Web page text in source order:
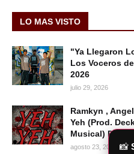
LO MAS VISTO
"Ya Llegaron
Los Voceros
2026
julio 29, 2026
Ramkyn ,
Yeh (Prod.
Musical)
agosto 23, 2020 📸